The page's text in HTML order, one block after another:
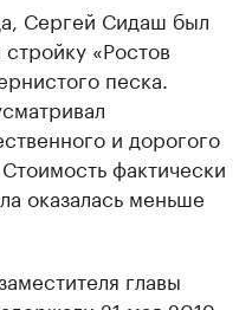
Сергей Сидаш был
«Ростов
песка.
и дорогого
фактически
оказалась меньше
главы